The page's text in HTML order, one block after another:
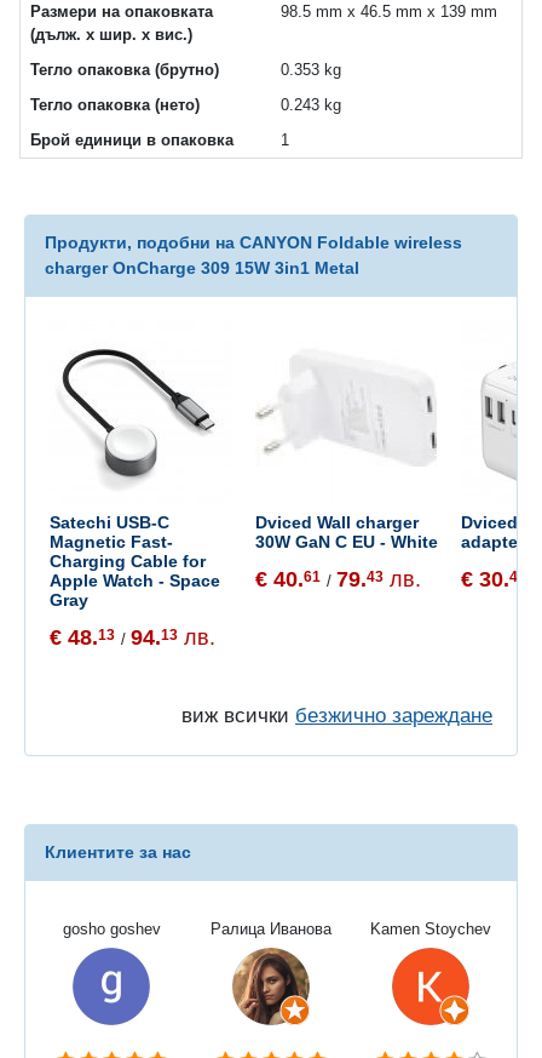
Размери на опаковката
(дълж. x шир. x вис.)
98.5 mm x 46.5 mm x 139 mm
Тегло опаковка (брутно)
0.353 kg
Тегло опаковка (нето)
0.243 kg
Брой единици в опаковка
1
Продукти, подобни на CANYON Foldable wireless
charger OnCharge 309 15W 3in1 Metal
Satechi USB-C
Magnetic Fast-
Charging Cable for
Apple Watch - Space
Gray
€ 48.13 / 94.13 лв.
Dviced Wall charger
30W GaN C EU - White
€ 40.61 / 79.43 лв.
Dviced
adapter
€ 30.44
виж всички безжично зареждане
Клиентите за нас
gosho goshev Ралица Иванова Kamen Stoychev